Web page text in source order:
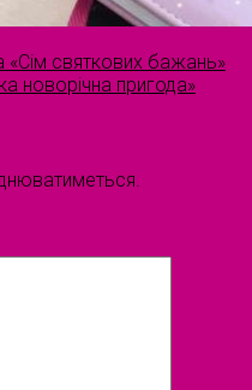
«Сім святкових бажань»
новорічна пригода»